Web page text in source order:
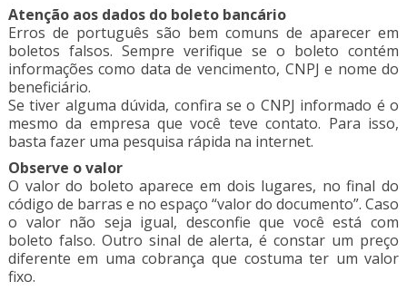
Atenção aos dados do boleto bancário
Erros de português são bem comuns de aparecer em
boletos falsos. Sempre verifique se o boleto contém
informações como data de vencimento, CNPJ e nome do
beneficiário.
Se tiver alguma dúvida, confira se o CNPJ informado é o
mesmo da empresa que você teve contato. Para isso,
basta fazer uma pesquisa rápida na internet.
Observe o valor
O valor do boleto aparece em dois lugares, no final do
código de barras e no espaço “valor do documento”. Caso
o valor não seja igual, desconfie que você está com
boleto falso. Outro sinal de alerta, é constar um preço
diferente em uma cobrança que costuma ter um valor
fixo.